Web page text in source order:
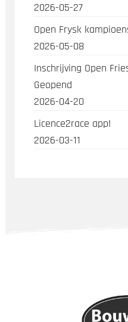
2026-05-27
Open Frysk
2026-05-08
Inschrijving Open
Geopend
2026-04-20
Licence2race app!
2026-03-11